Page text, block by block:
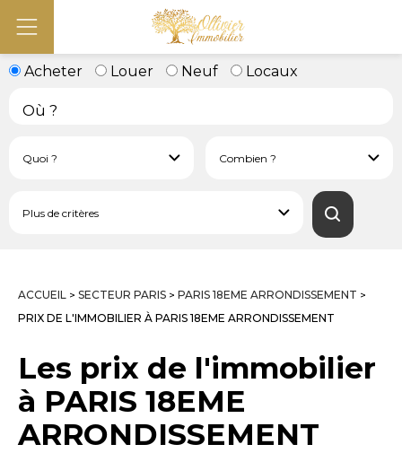
Acheter Louer Neuf Locaux
ACCUEIL > SECTEUR PARIS > PARIS 18EME ARRONDISSEMENT >
PRIX DE L'IMMOBILIER À PARIS 18EME ARRONDISSEMENT
Les prix de l'immobilier
à PARIS 18EME
ARRONDISSEMENT